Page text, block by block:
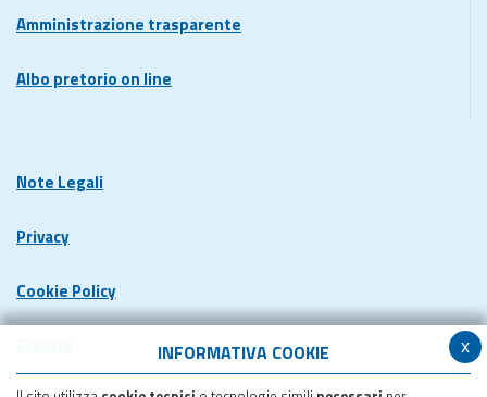
x
INFORMATIVA COOKIE
Amministrazione trasparente
Albo pretorio on line
Note Legali
Privacy
Cookie Policy